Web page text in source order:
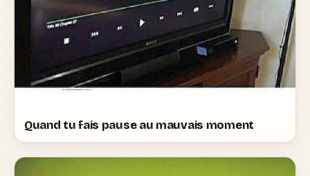
Quand tu fais pause au mauvais moment